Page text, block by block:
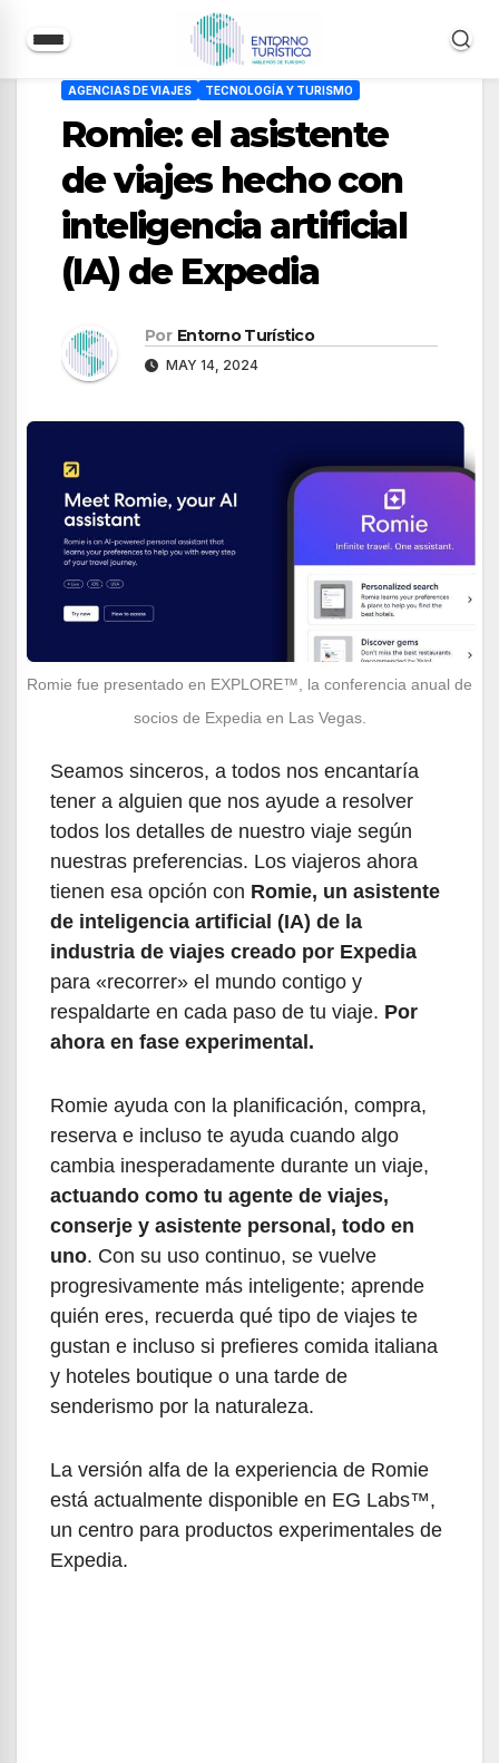
contenido
AGENCIAS DE VIAJES TECNOLOGÍA Y TURISMO
Romie: el asistente
de viajes hecho con
inteligencia artificial
(IA) de Expedia
Por Entorno Turístico
MAY 14, 2024
Romie fue presentado en EXPLORE™, la conferencia anual de
socios de Expedia en Las Vegas.
Seamos sinceros, a todos nos encantaría
tener a alguien que nos ayude a resolver
todos los detalles de nuestro viaje según
nuestras preferencias. Los viajeros ahora
tienen esa opción con Romie, un asistente
de inteligencia artificial (IA) de la
industria de viajes creado por Expedia
para «recorrer» el mundo contigo y
respaldarte en cada paso de tu viaje. Por
ahora en fase experimental.
Romie ayuda con la planificación, compra,
reserva e incluso te ayuda cuando algo
cambia inesperadamente durante un viaje,
actuando como tu agente de viajes,
conserje y asistente personal, todo en
uno. Con su uso continuo, se vuelve
progresivamente más inteligente; aprende
quién eres, recuerda qué tipo de viajes te
gustan e incluso si prefieres comida italiana
y hoteles boutique o una tarde de
senderismo por la naturaleza.
La versión alfa de la experiencia de Romie
está actualmente disponible en EG Labs™,
un centro para productos experimentales de
Expedia.